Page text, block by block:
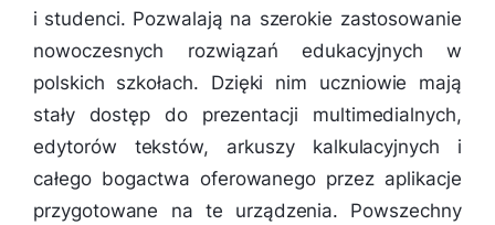
i studenci. Pozwalają na szerokie zastosowanie
nowoczesnych rozwiązań edukacyjnych w
polskich szkołach. Dzięki nim uczniowie mają
stały dostęp do prezentacji multimedialnych,
edytorów tekstów, arkuszy kalkulacyjnych i
całego bogactwa oferowanego przez aplikacje
przygotowane na te urządzenia. Powszechny